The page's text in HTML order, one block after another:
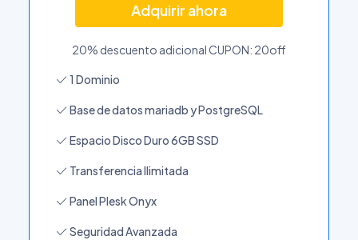
Adquirir ahora
20% descuento adicional CUPON: 20off
1 Dominio
Base de datos mariadb y PostgreSQL
Espacio Disco Duro 6GB SSD
Transferencia Ilimitada
Panel Plesk Onyx
Seguridad Avanzada